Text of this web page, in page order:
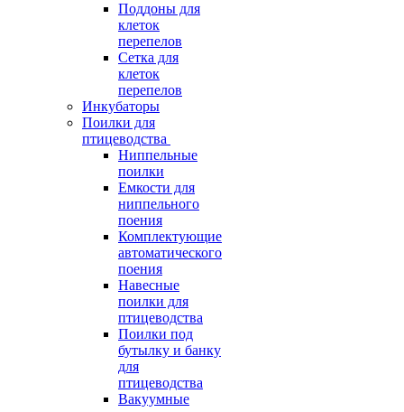
Поддоны для
клеток
перепелов
Сетка для
клеток
перепелов
Инкубаторы
Поилки для
птицеводства
Ниппельные
поилки
Емкости для
ниппельного
поения
Комплектующие
автоматического
поения
Навесные
поилки для
птицеводства
Поилки под
бутылку и банку
для
птицеводства
Вакуумные